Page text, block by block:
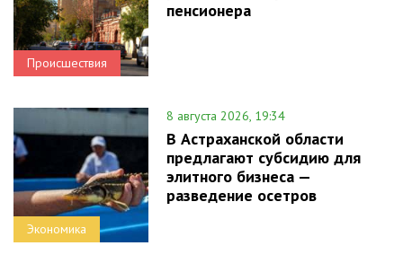
Происшествия
пенсионера
Экономика
8 августа 2026, 19:34
В Астраханской области
предлагают субсидию для
элитного бизнеса —
разведение осетров